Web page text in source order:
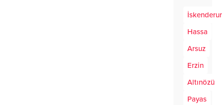
Hassa
Arsuz
Erzin
Altınözü
Payas